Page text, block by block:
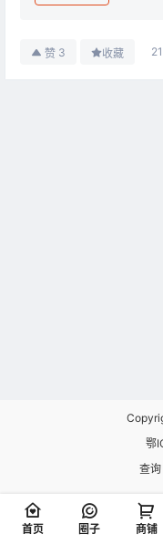
赞 3 收藏
鄂
查
首页 圈子 商铺